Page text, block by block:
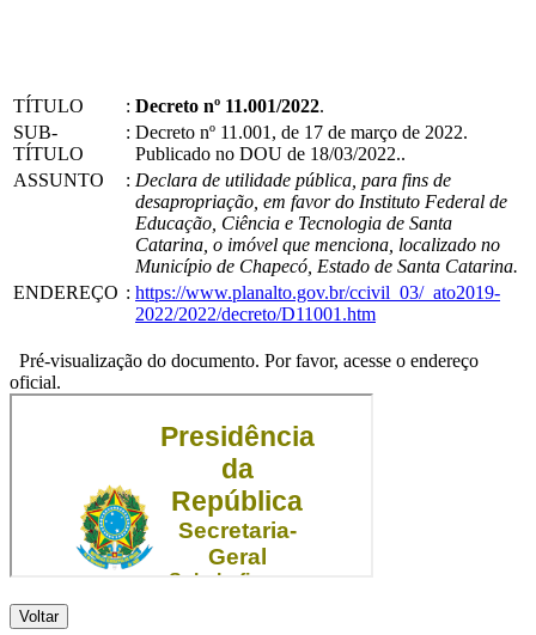
TÍTULO : Decreto nº 11.001/2022.
SUB-
TÍTULO
: Decreto nº 11.001, de 17 de março de 2022.
Publicado no DOU de 18/03/2022..
ASSUNTO
: Declara de utilidade pública, para fins de
desapropriação, em favor do Instituto Federal de
Educação, Ciência e Tecnologia de Santa
Catarina, o imóvel que menciona, localizado no
Município de Chapecó, Estado de Santa Catarina.
ENDEREÇO : https://www.planalto.gov.br/ccivil_03/_ato2019-
2022/2022/decreto/D11001.htm
Pré-visualização do documento. Por favor, acesse o endereço
oficial.
Voltar